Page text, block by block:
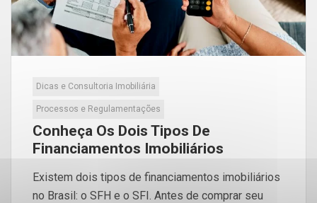
Dicas e Consultoria Imobiliária
Processos e Regulamentações
Conheça Os Dois Tipos De
Financiamentos Imobiliários
Existem dois tipos de financiamentos imobiliários
no Brasil: o SFH e o SFI. Antes de comprar seu